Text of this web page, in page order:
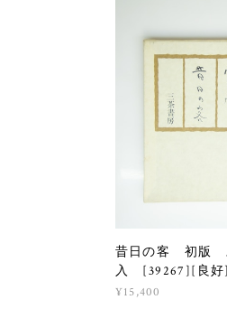
昔日の客 初版
入 [39267][良好]
¥15,400